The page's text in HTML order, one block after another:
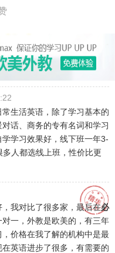
生活英语，除了学习基本的
话、商务的专有名词和学习
学习效果好，线下班一年3-
人都选线上班，性价比更
我对比了很多家，最后在必
一，外教是欧美的，有三年
价格在我了解的机构中是最
英语进步了很多，有需要的